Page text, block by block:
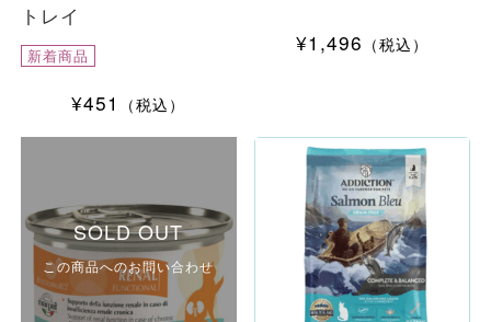
トレイ
新着商品
¥451 （税込）
¥1,496 （税込）
SOLD OUT
この商品へのお問い合わせ